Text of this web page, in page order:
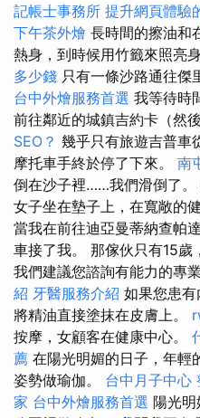
記帳士事務所 提升網頁體驗
下午茶外燴 長時間的擦油和
熱身，到時候用竹籤來照亮
多少錢 只有一條沙路通往傑
台中外燴服務首選 我等待時
前往鄰近的城鎮吉約卡（然
SEO？ 幾乎只有旅遊吉普車
摩托車手終於停了下來。 南
倒在沙子裡……我們滑倒了。
女子坐在墊子上，在寬敞的
當我在前往迪亞曼蒂納查帕
車接了我。 那傢伙只有15歲
我們建議您諮詢有能力的專
紹 牙醫服務介紹 如果您患
將精油直接塗抹在皮膚上。
按摩，女顧客在健康中心。
薦 在陽光明媚的日子，年輕
姿勢做瑜伽。 台中月子中心
家 台中外燴服務首選 陽光